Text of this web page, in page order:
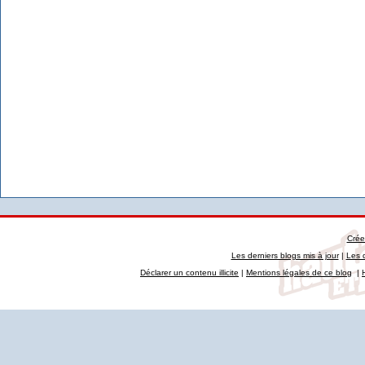
Les derniers blogs mis à jour|Les
Déclarer un contenu illicite | Mentions légales de ce blog|